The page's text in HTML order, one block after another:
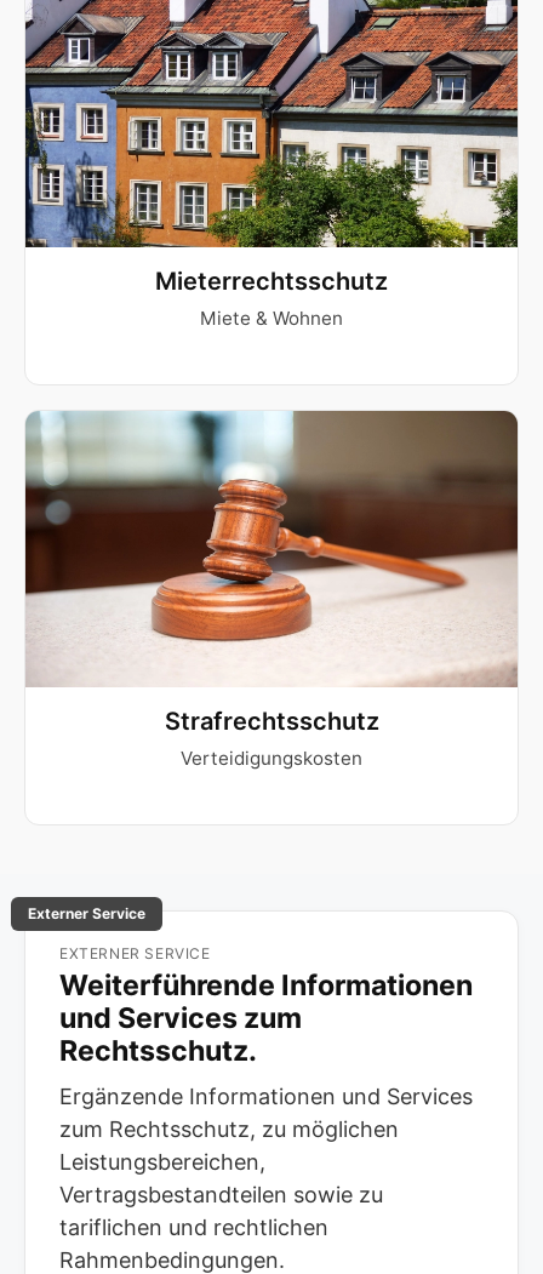
Mieterrechtsschutz
Miete & Wohnen
Strafrechtsschutz
Verteidigungskosten
Externer Service
EXTERNER SERVICE
Weiterführende Informationen
und Services zum
Rechtsschutz.
Ergänzende Informationen und Services
zum Rechtsschutz, zu möglichen
Leistungsbereichen,
Vertragsbestandteilen sowie zu
tariflichen und rechtlichen
Rahmenbedingungen.